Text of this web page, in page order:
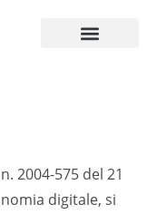
2004-575 del 21
digitale, si